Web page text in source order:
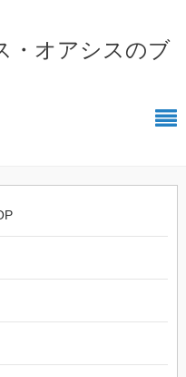
・オアシスのブ